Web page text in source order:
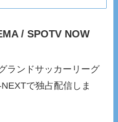
/ SPOTV NOW
ランドサッカーリーグ
で独占配信しま